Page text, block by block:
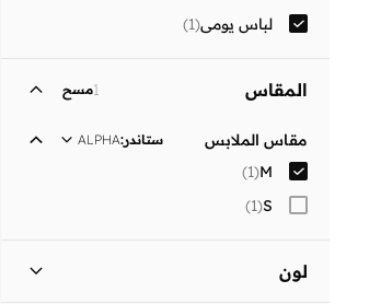
لباس يومي(
1
)
المقاس 1مسح
مقاس الملابس ستاندر:
ALPHA
M
(
1
)
S
(
1
)
لون